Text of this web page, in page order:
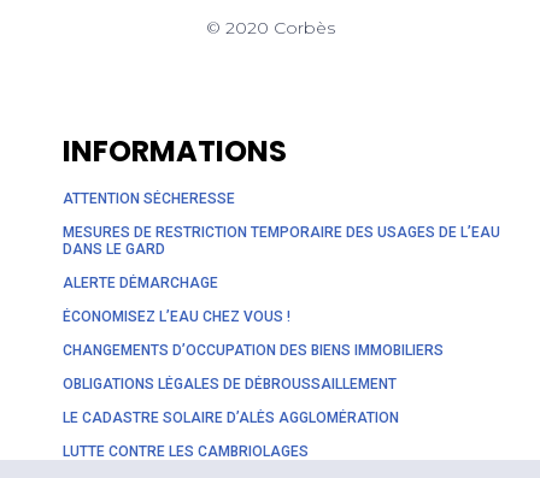
© 2020 Corbès
INFORMATIONS
ATTENTION SÉCHERESSE
MESURES DE RESTRICTION TEMPORAIRE DES USAGES DE L’EAU
DANS LE GARD
ALERTE DÉMARCHAGE
ÉCONOMISEZ L’EAU CHEZ VOUS !
CHANGEMENTS D’OCCUPATION DES BIENS IMMOBILIERS
OBLIGATIONS LÉGALES DE DÉBROUSSAILLEMENT
LE CADASTRE SOLAIRE D’ALÈS AGGLOMÉRATION
LUTTE CONTRE LES CAMBRIOLAGES